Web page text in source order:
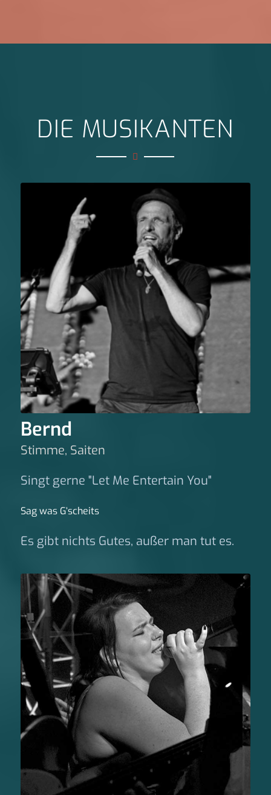
DIE MUSIKANTEN
Bernd
Stimme, Saiten
Singt gerne "Let Me Entertain You"
Sag was G‘scheits
Es gibt nichts Gutes, außer man tut es.